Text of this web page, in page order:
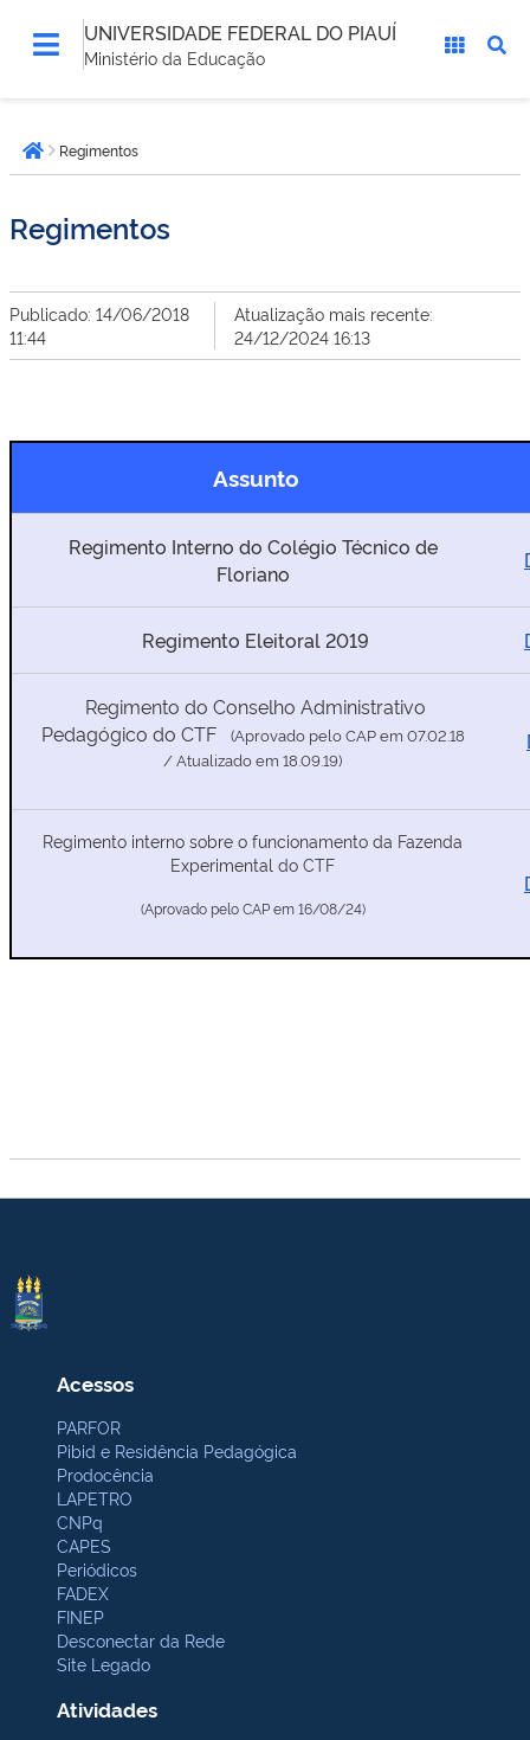
UNIVERSIDADE FEDERAL DO PIAUÍ
Ministério da Educação
está
aqui:Página inicial
Regimentos
Regimentos
Publicado: 14/06/2018
11:44
Atualização mais recente:
24/12/2024 16:13
Assunto
Regimento Interno do Colégio Técnico de
Floriano
Regimento Eleitoral 2019
Regimento do Conselho Administrativo
Pedagógico do CTF
(Aprovado pelo CAP em 07.02.18
/ Atualizado em 18.09.19)
Regimento interno sobre o funcionamento da Fazenda
Experimental do CTF
(Aprovado pelo CAP em 16/08/24)
Acessos
PARFOR
Pibid e Residência Pedagógica
Prodocência
LAPETRO
CNPq
CAPES
Periódicos
FADEX
FINEP
Desconectar da Rede
Site Legado
Atividades